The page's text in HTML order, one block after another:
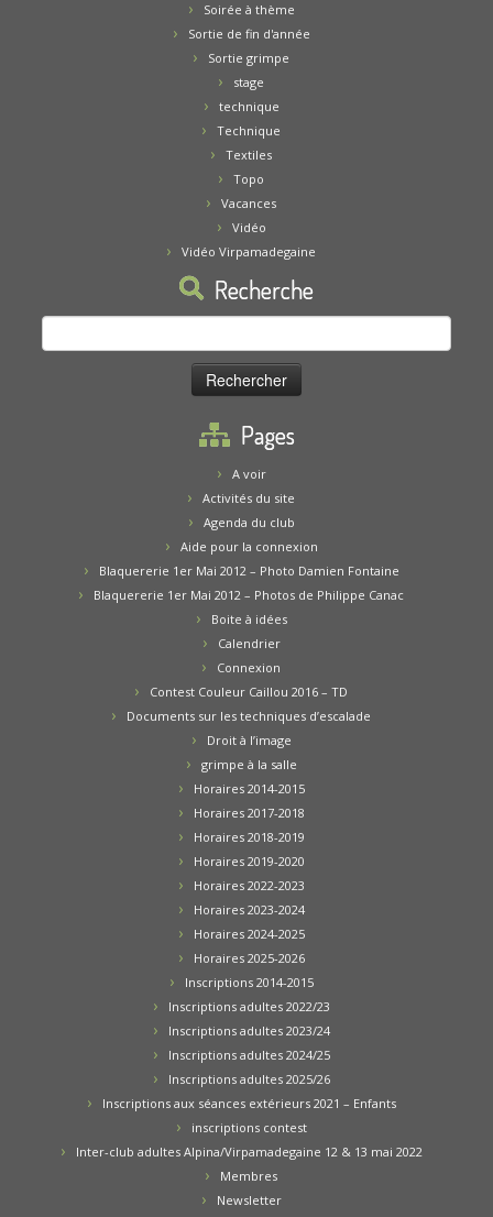
Soirée à thème
Sortie de fin d'année
Sortie grimpe
stage
technique
Technique
Textiles
Topo
Vacances
Vidéo
Vidéo Virpamadegaine
Recherche
Rechercher :
Pages
A voir
Activités du site
Agenda du club
Aide pour la connexion
Blaquererie 1er Mai 2012 – Photo Damien Fontaine
Blaquererie 1er Mai 2012 – Photos de Philippe Canac
Boite à idées
Calendrier
Connexion
Contest Couleur Caillou 2016 – TD
Documents sur les techniques d’escalade
Droit à l’image
grimpe à la salle
Horaires 2014-2015
Horaires 2017-2018
Horaires 2018-2019
Horaires 2019-2020
Horaires 2022-2023
Horaires 2023-2024
Horaires 2024-2025
Horaires 2025-2026
Inscriptions 2014-2015
Inscriptions adultes 2022/23
Inscriptions adultes 2023/24
Inscriptions adultes 2024/25
Inscriptions adultes 2025/26
Inscriptions aux séances extérieurs 2021 – Enfants
inscriptions contest
Inter-club adultes Alpina/Virpamadegaine 12 & 13 mai 2022
Membres
Newsletter